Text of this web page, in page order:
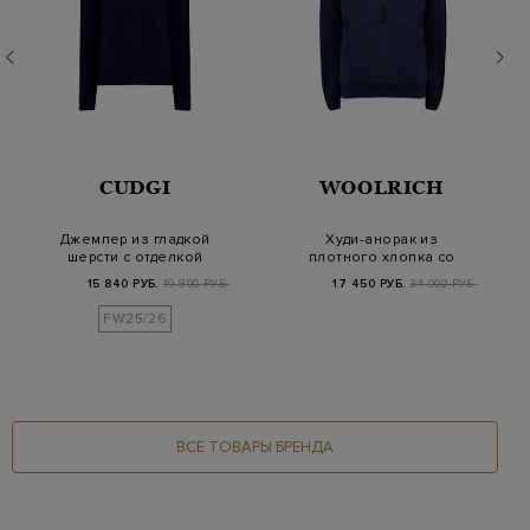
CUDGI
Джемпер из гладкой
шерсти с отделкой
эластичной вязки
15 840 РУБ. 19 800 РУБ.
FW25/26
WOOLRICH
Худи-анорак из
плотного хлопка со
светоотражающим
лого…
17 450 РУБ. 34 900 РУБ.
ВСЕ ТОВАРЫ БРЕНДА